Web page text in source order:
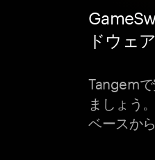
ドウェ
Tangem
ましょう
ベースか